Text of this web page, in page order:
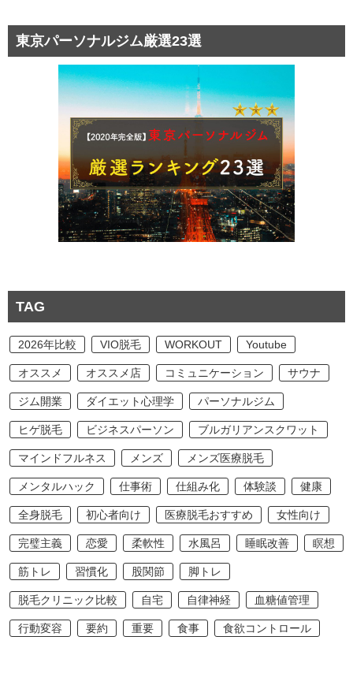
東京パーソナルジム厳選23選
TAG
2026年比較 VIO脱毛 WORKOUT Youtube
オススメ オススメ店 コミュニケーション サウナ
ジム開業 ダイエット心理学 パーソナルジム
ヒゲ脱毛 ビジネスパーソン ブルガリアンスクワット
マインドフルネス メンズ メンズ医療脱毛
メンタルハック 仕事術 仕組み化 体験談 健康
全身脱毛 初心者向け 医療脱毛おすすめ 女性向け
完璧主義 恋愛 柔軟性 水風呂 睡眠改善 瞑想
筋トレ 習慣化 股関節 脚トレ
脱毛クリニック比較 自宅 自律神経 血糖値管理
行動変容 要約 重要 食事 食欲コントロール